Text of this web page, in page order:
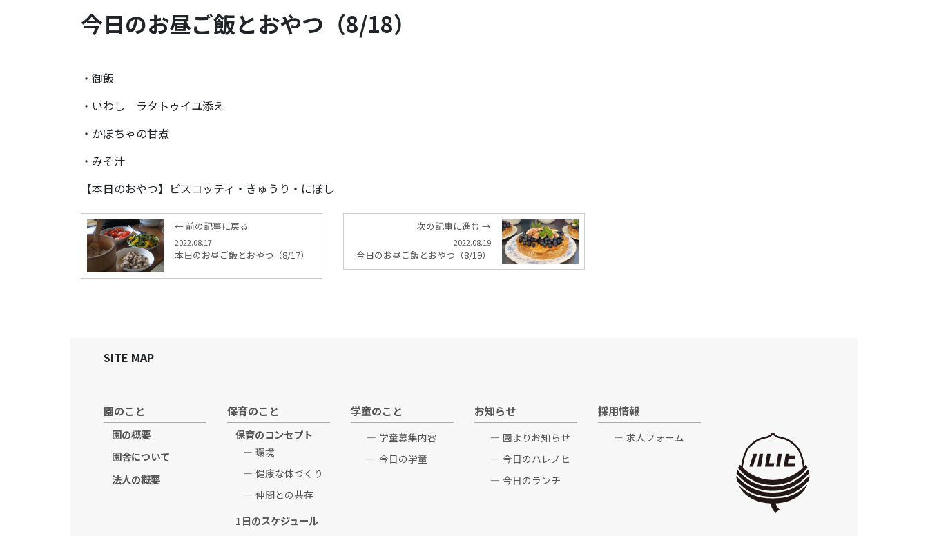
今日のお昼ご飯とおやつ（8/18）
・御飯
・いわし ラタトゥイユ添え
・かぼちゃの甘煮
・みそ汁
【本日のおやつ】ビスコッティ・きゅうり・にぼし
← 前の記事に戻る
2022.08.17
本日のお昼ご飯とおやつ（8/17）
次の記事に進む →
2022.08.19
今日のお昼ご飯とおやつ（8/19）
SITE MAP
園のこと
園の概要
園舎について
法人の概要
保育のこと
保育のコンセプト
環境
健康な体づくり
仲間との共存
1日のスケジュール
学童のこと
学童募集内容
今日の学童
お知らせ
園よりお知らせ
今日のハレノヒ
今日のランチ
採用情報
求人フォーム